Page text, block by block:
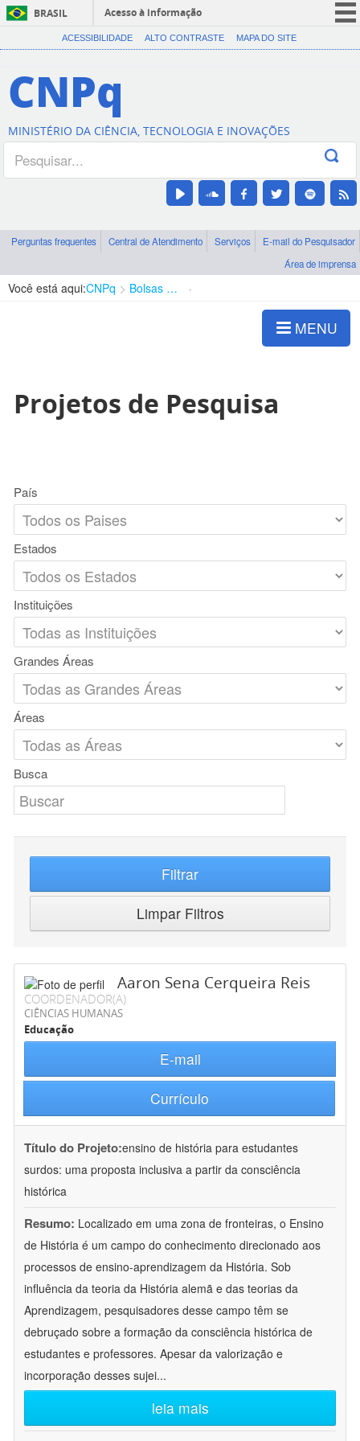
BRASIL
Acesso à informação
CORONAVÍRUS (COVID-19)
Canais
ACESSIBILIDADE ALTO CONTRASTE MAPA DO SITE
CNPq
MINISTÉRIO DA CIÊNCIA, TECNOLOGIA E INOVAÇÕES
Perguntas frequentes Central de Atendimento Serviços
E-mail do Pesquisador
Área de imprensa
Você está aqui:CNPq Bolsas e Auxílios Vigentes
MENU
Projetos de Pesquisa
País
Estados
Instituições
Grandes Áreas
Áreas
Busca
Filtrar
Limpar Filtros
Aaron Sena Cerqueira Reis
COORDENADOR(A)
CIÊNCIAS HUMANAS
Educação
E-mail
Currículo
Título do Projeto:ensino de história para estudantes
surdos: uma proposta inclusiva a partir da consciência
histórica
Resumo: Localizado em uma zona de fronteiras, o Ensino
de História é um campo do conhecimento direcionado aos
processos de ensino-aprendizagem da História. Sob
influência da teoria da História alemã e das teorias da
Aprendizagem, pesquisadores desse campo têm se
debruçado sobre a formação da consciência histórica de
estudantes e professores. Apesar da valorização e
incorporação desses sujei...
leia mais